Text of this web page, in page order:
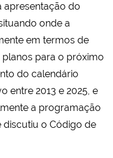
apresentação do
onde a
em termos de
para o próximo
do calendário
entre 2013 e 2025, e
a programação
discutiu o Código de